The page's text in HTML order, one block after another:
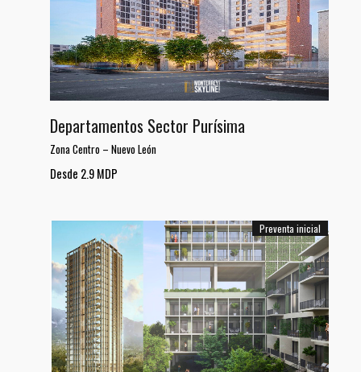
Departamentos Sector Purísima
Zona Centro – Nuevo León
Desde 2.9 MDP
Preventa inicial